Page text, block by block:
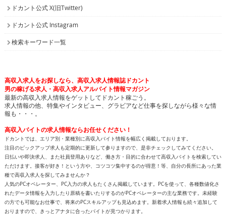
ドカント公式 X(旧Twitter)
ドカント公式 Instagram
検索キーワード一覧
高収入求人をお探しなら、高収入求人情報誌ドカント
男の稼げる求人・高収入求人アルバイト情報マガジン
最新の高収入求人情報をゲットしてドカント稼ごう。
求人情報の他、特集やインタビュー、グラビアなど仕事を探しながら様々な情
報も・・・。
高収入バイトの求人情報ならお任せください！
ドカントでは、エリア別・業種別に高収入バイト情報を幅広く掲載しております。
注目のピックアップ求人も定期的に更新して参りますので、是非チェックしてみてください。
日払いや即決求人、また社員登用ありなど、働き方・目的に合わせて高収入バイトを検索してい
ただけます。接客が好き！という方や、コツコツ集中するのが得意！等、自分の長所にあった業
種で高収入求人を探してみませんか？
人気のPCオペレーター、PC入力の求人もたくさん掲載しています。PCを使って、各種数値化さ
れたデータ情報を入力したり原稿を書いたりするのがPCオペレーターの主な業務です。未経験
の方でも可能なお仕事で、将来のPCスキルアップも見込めます。新着求人情報も続々追加して
おりますので、きっとアナタに合ったバイトが見つかります。